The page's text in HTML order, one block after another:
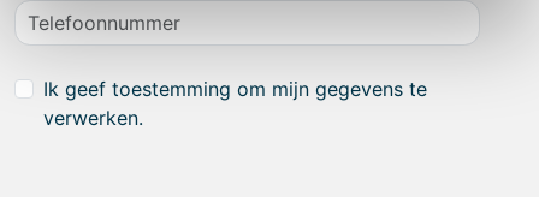
Ik geef toestemming om mijn gegevens te
verwerken.